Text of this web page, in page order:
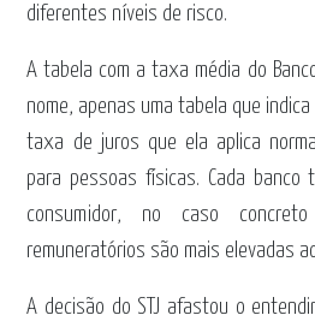
diferentes níveis de risco.
A tabela com a taxa média do
nome, apenas uma tabela que
taxa de juros que ela aplica
para pessoas físicas. Cada banco
consumidor, no caso
remuneratórios são mais elevadas
A decisão do STJ afastou o